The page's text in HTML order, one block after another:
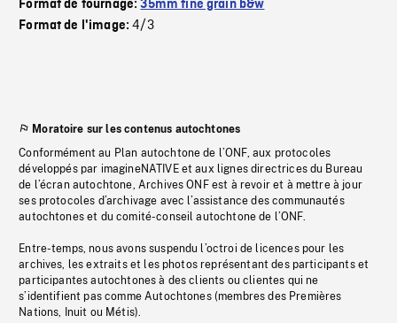
Format de tournage:35mm fine grain b&w
Format de l'image:4/3
Moratoire sur les contenus autochtones
Conformément au Plan autochtone de l’ONF, aux protocoles
développés par imagineNATIVE et aux lignes directrices du Bureau
de l’écran autochtone, Archives ONF est à revoir et à mettre à jour
ses protocoles d’archivage avec l’assistance des communautés
autochtones et du comité-conseil autochtone de l’ONF.
Entre-temps, nous avons suspendu l’octroi de licences pour les
archives, les extraits et les photos représentant des participants et
participantes autochtones à des clients ou clientes qui ne
s’identifient pas comme Autochtones (membres des Premières
Nations, Inuit ou Métis).